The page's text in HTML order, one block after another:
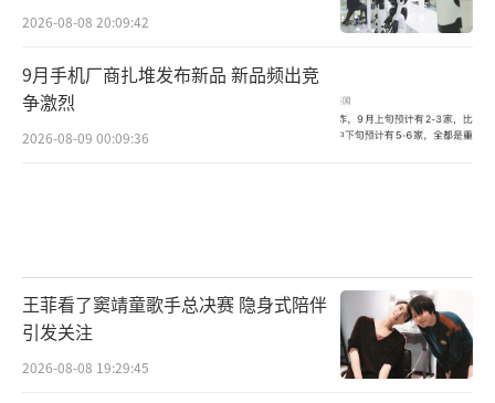
2026-08-08 20:09:42
9月手机厂商扎堆发布新品 新品频出竞
争激烈
2026-08-09 00:09:36
王菲看了窦靖童歌手总决赛 隐身式陪伴
引发关注
2026-08-08 19:29:45